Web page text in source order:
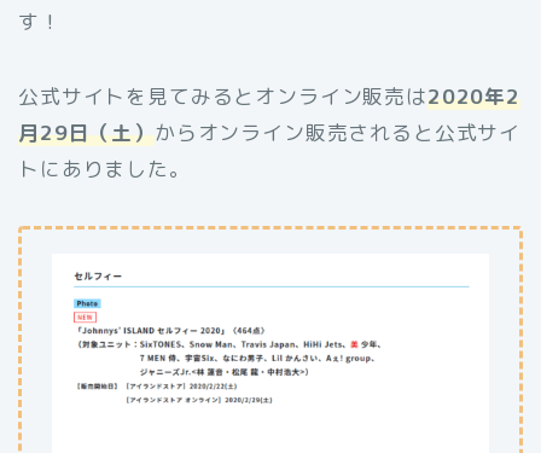
す！
公式サイトを見てみるとオンライン販売は2020年2
月29日（土）からオンライン販売されると公式サイ
トにありました。